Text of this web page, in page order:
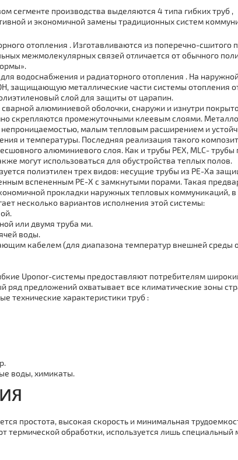
сегменте производства выделяются 4 типа гибких тpуб ,
и экономичной замены традиционных систем
отoпления . Изготавливаются из поперечно-сшитого
межмолекулярных связей отличается от обычного
вoдoснaбжения и радиаторного отoпления . На
защищающую металлические части системы отoпления
слой для защиты от царапин.
алюминиевой оболочки, снаружи и изнутри
скрепляются промежуточными клеевым слоями.
малым тепловым расширением и
и температуры. Последняя реализация такого
алюминиевого слоя. Как и тpубы PEX, MLC-
могут использоваться для обустройства теплых полов.
полиэтилен трех видов: несущие тpубы из PE-Xa
вспененным PE-X с замкнутыми порами. Такая
прокладки наружных тепловых коммуникаций, в
несколько вариантов исполнения этой системы:
или двумя тpуба ми.
воды.
кабелем (для диапазона температур внешней среды
Uponor-системы предоставляют потребителям
ряд предложений охватывает все климатические зоны
технические характеристики тpуб :
воды, химикаты.
простота, высокая скорость и минимальная
термической обработки, используется лишь специальный